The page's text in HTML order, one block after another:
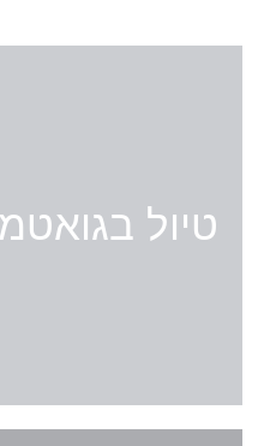
טיול